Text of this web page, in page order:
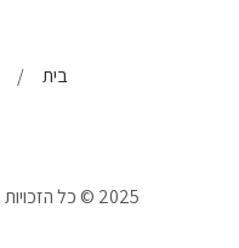
בית
2025 © כל